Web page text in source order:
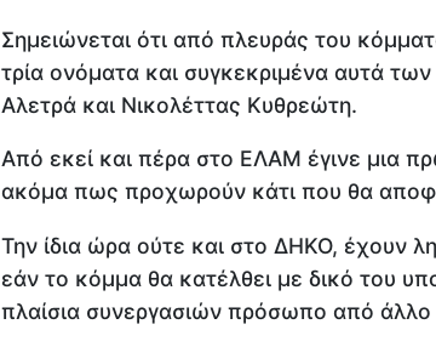
Σημειώνεται ότι από πλευράς του
τρία ονόματα και συγκεκριμένα αυτά
Αλετρά και Νικολέττας Κυθρεώτη.
Από εκεί και πέρα στο ΕΛΑΜ έγινε μια
ακόμα πως προχωρούν κάτι που θα
Την ίδια ώρα ούτε και στο ΔΗΚΟ, έχουν
εάν το κόμμα θα κατέλθει με δικό του
πλαίσια συνεργασιών πρόσωπο από